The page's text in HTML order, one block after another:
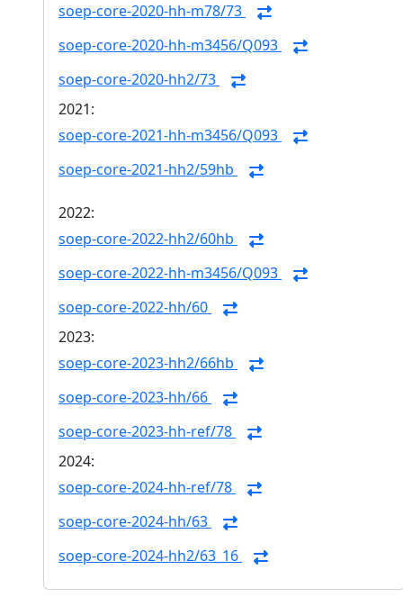
soep-core-2020-hh-m78/73
soep-core-2020-hh-m3456/Q093
soep-core-2020-hh2/73
2021:
soep-core-2021-hh-m3456/Q093
soep-core-2021-hh2/59hb
2022:
soep-core-2022-hh2/60hb
soep-core-2022-hh-m3456/Q093
soep-core-2022-hh/60
2023:
soep-core-2023-hh2/66hb
soep-core-2023-hh/66
soep-core-2023-hh-ref/78
2024:
soep-core-2024-hh-ref/78
soep-core-2024-hh/63
soep-core-2024-hh2/63_16